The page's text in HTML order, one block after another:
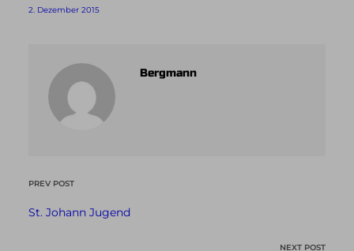
2. Dezember 2015
Bergmann
PREV POST
St. Johann Jugend
NEXT POST